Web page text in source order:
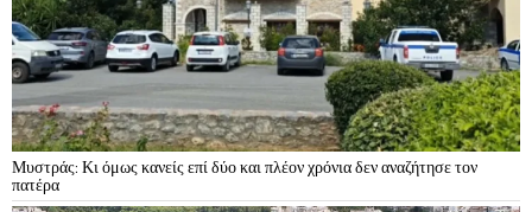
Μυστράς: Κι όμως κανείς επί δύο και πλέον χρόνια δεν αναζήτησε τον
πατέρα